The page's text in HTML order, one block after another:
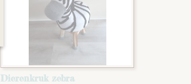
Dierenkruk zebra